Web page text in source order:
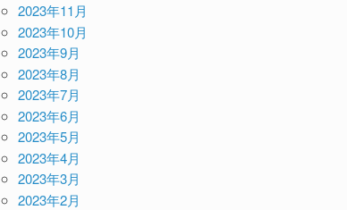
2023年11月
2023年10月
2023年9月
2023年8月
2023年7月
2023年6月
2023年5月
2023年4月
2023年3月
2023年2月